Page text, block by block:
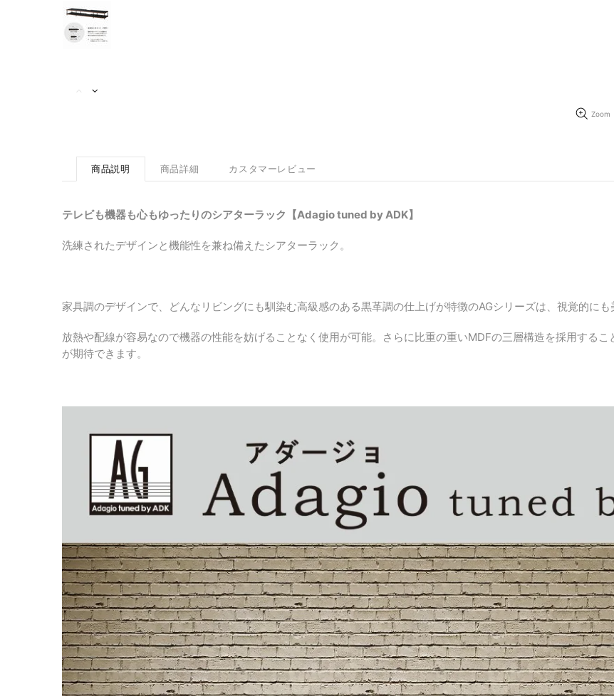
Zoom
商品説明 商品詳細 カスタマーレビュー
テレビも機器も心もゆったりのシアターラック【Adagio tuned by ADK】
洗練されたデザインと機能性を兼ね備えたシアターラック。
家具調のデザインで、どんなリビングにも馴染む高級感のある黒革調の仕上げが特徴のAGシリーズは、視覚的にも
放熱や配線が容易なので機器の性能を妨げることなく使用が可能。さらに比重の重いMDFの三層構造を採用する
が期待できます。